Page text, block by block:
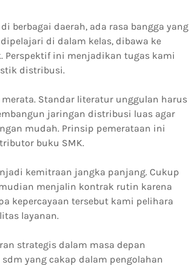
berbagai daerah, ada rasa bangga yang
di dalam kelas, dibawa ke
ini menjadikan tugas kami
distribusi.
Standar literatur unggulan harus
jaringan distribusi luas agar
mudah. Prinsip pemerataan ini
buku SMK.
kemitraan jangka panjang. Cukup
menjalin kontrak rutin karena
kepercayaan tersebut kami pelihara
layanan.
strategis dalam masa depan
yang cakap dalam pengolahan